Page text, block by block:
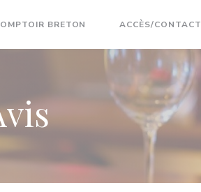
BRETON ACCÈS/CONTACT